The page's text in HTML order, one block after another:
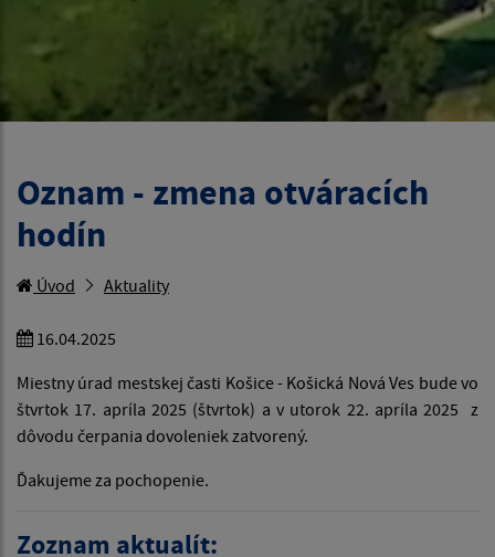
Oznam - zmena otváracích
hodín
Úvod Aktuality
16.04.2025
Miestny úrad mestskej časti Košice - Košická Nová Ves bude vo
štvrtok 17. apríla 2025 (štvrtok) a v utorok 22. apríla 2025 z
dôvodu čerpania dovoleniek zatvorený.
Ďakujeme za pochopenie.
Zoznam aktualít: